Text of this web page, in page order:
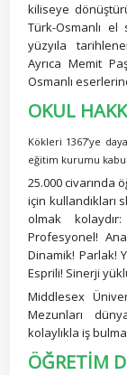
kiliseye
Türk-Osmanlı
yüzyıla
Ayrıca Memit
Osmanlı
OKUL
Kökleri 1367’ye
eğitim kurumu
25.000 civarında
için kullandıkları
olmak
Profesyonel!
Dinamik! Parlak!
Esprili! Sinerji
Middlesex
Mezunları
kolaylıkla iş
ÖĞRETİM